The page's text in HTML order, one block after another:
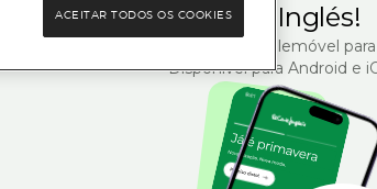
Corte Inglés!
Leia o código QR com o seu telemóvel
Disponível para Android e
ACEITAR TODOS OS COOKIES